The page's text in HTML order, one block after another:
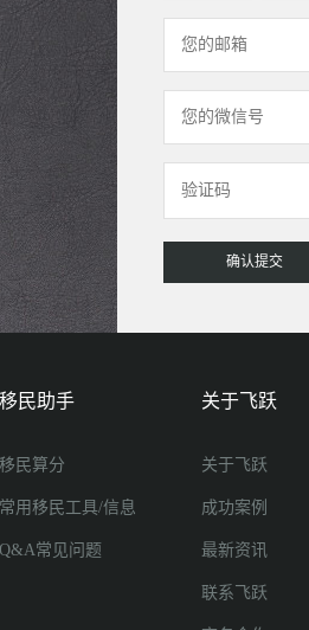
移民助手
移民算分
常用移民工具/信息
Q&A常见问题
关于飞跃
关于飞跃
成功案例
最新资讯
联系飞跃